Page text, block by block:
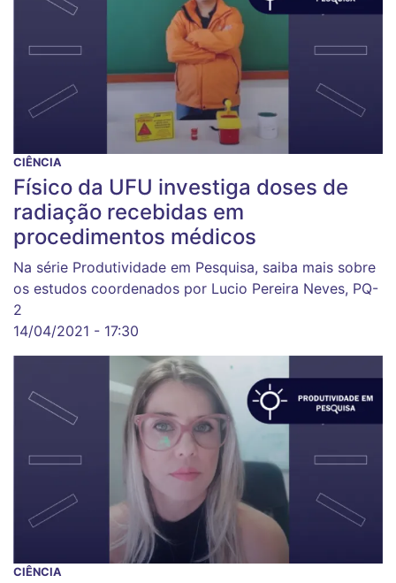
CIÊNCIA
Físico da UFU investiga doses de
radiação recebidas em
procedimentos médicos
Na série Produtividade em Pesquisa, saiba mais sobre
os estudos coordenados por Lucio Pereira Neves, PQ-
2
14/04/2021 - 17:30
CIÊNCIA